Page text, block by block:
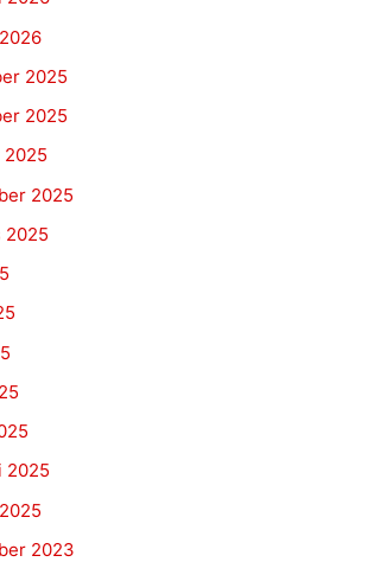
2025
2025
2025
2025
2025
2025
2023